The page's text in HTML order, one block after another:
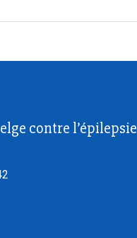
contre l’épilepsie